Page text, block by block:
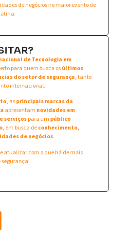
de negócios no maior evento de
de Tecnologia em
para quem busca osúltimos
do setor de segurança, tanto
internacional.
, asprincipais marcas da
apresentam novidades em
serviçospara um público
, em busca deconhecimento,
de negócios.
atualizar com o que há de mais